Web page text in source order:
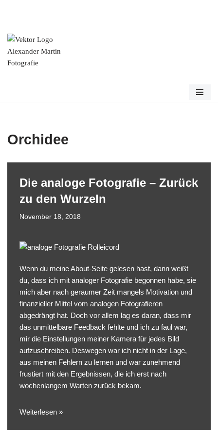
Inhalt
springen
Orchidee
Die analoge Fotografie – Zurück
zu den Wurzeln
November 18, 2018
Wenn du meineAbout-Seite gelesen hast, dann weißt
du, dass ich mit analoger Fotografie begonnen habe, sie
mich aber nach geraumer Zeit mangels Motivation und
finanzieller Mittel vom analogen Fotografieren
abgedrängt hat. Doch vor allem lag es daran, dass mir
das unmittelbare Feedback fehlte und ich zu faul war,
mir die Einstellungen meiner Kamera für jedes Bild
aufzuschreiben. Deswegen war ich nicht in der Lage,
aus meinen Fehlern zu lernen und war zunehmend
frustiert mit den Ergebnissen, die ich erst nach
wochenlangem Warten zurück bekam.
Weiterlesen »